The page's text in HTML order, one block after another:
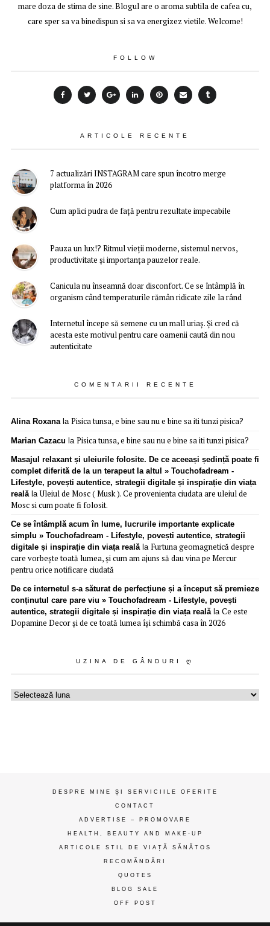
mare doza de stima de sine. Blogul are o aroma subtila de cafea cu,
care sper sa va binedispun si sa va energizez vietile. Welcome!
FOLLOW
ARTICOLE RECENTE
7 actualizări INSTAGRAM care spun încotro merge
platforma în 2026
Cum aplici pudra de față pentru rezultate impecabile
Pauza un lux!? Ritmul vieții moderne, sistemul nervos,
productivitate și importanța pauzelor reale.
Canicula nu înseamnă doar disconfort. Ce se întâmplă în
organism când temperaturile rămân ridicate zile la rând
Internetul începe să semene cu un mall uriaș. Și cred că
acesta este motivul pentru care oamenii caută din nou
autenticitate
COMENTARII RECENTE
Alina Roxanala Pisica tunsa, e bine sau nu e bine sa iti tunzi pisica?
Marian Cazacu la Pisica tunsa, e bine sau nu e bine sa iti tunzi pisica?
Masajul relaxant și uleiurile folosite. De ce aceeași ședință poate fi
complet diferită de la un terapeut la altul » Touchofadream -
Lifestyle, povești autentice, strategii digitale și inspirație din viața
realălaUleiul de Mosc ( Musk ). Ce provenienta ciudata are uleiul de
Mosc si cum poate fi folosit.
Ce se întâmplă acum în lume, lucrurile importante explicate
simplu » Touchofadream - Lifestyle, povești autentice, strategii
digitale și inspirație din viața realăla Furtuna geomagnetică despre
care vorbește toată lumea, și cum am ajuns să dau vina pe Mercur
pentru orice notificare ciudată
De ce internetul s-a săturat de perfecțiune și a început să premieze
conținutul care pare viu » Touchofadream - Lifestyle, povești
autentice, strategii digitale și inspirație din viața realăla Ce este
Dopamine Decor și de ce toată lumea își schimbă casa în 2026
UZINA DE GÂNDURI Ღ
Uzina
DESPRE MINE ȘI SERVICIILE OFERITE
CONTACT
ADVERTISE – PROMOVARE
HEALTH, BEAUTY AND MAKE-UP
ARTICOLE STIL DE VIAȚĂ SĂNĂTOS
RECOMĂNDĂRI
QUOTES
BLOG SALE
OFF POST